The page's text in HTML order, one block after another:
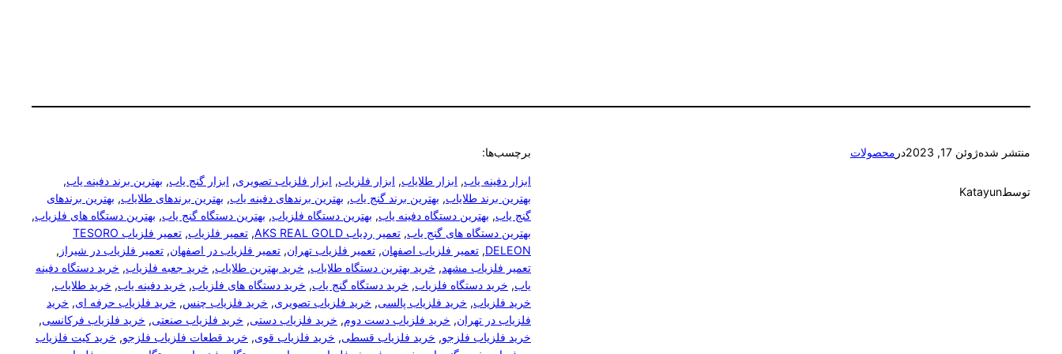
منتشر شدهژوئن 17, 2023 در محصولات
توسطKatayun
برچسب‌ها:
ابزار دفینه یاب, ابزار طلایاب, ابزار فلزیاب, ابزار فلزیاب تصویری, ابزار گنج یاب, بهترین برند دفینه یاب,
بهترین برند طلایاب, بهترین برند گنج یاب, بهترین برندهای دفینه یاب, بهترین برندهای طلایاب, بهترین برندهای
گنج یاب, بهترین دستگاه دفینه یاب, بهترین دستگاه فلزیاب, بهترین دستگاه گنج یاب, بهترین دستگاه های فلزیاب,
بهترین دستگاه های گنج یاب, تعمیر ردیاب AKS REAL GOLD , تعمیر فلزیاب,
تعمیر فلزیاب TESORO
DELEON
, تعمیر فلزیاب اصفهان, تعمیر فلزیاب تهران, تعمیر فلزیاب در اصفهان, تعمیر فلزیاب در شیراز ,
تعمیر فلزیاب مشهد, خرید بهترین دستگاه طلایاب, خرید بهترین طلایاب, خرید جعبه فلزیاب, خرید دستگاه دفینه
یاب, خرید دستگاه فلزیاب, خرید دستگاه گنج یاب, خرید دستگاه های فلزیاب, خرید دفینه یاب, خرید طلایاب,
خرید فلزیاب, خرید فلزیاب پالسی, خرید فلزیاب تصویری, خرید فلزیاب چنس, خرید فلزیاب حرفه ای, خرید
فلزیاب در تهران, خرید فلزیاب دست دوم, خرید فلزیاب دستی, خرید فلزیاب صنعتی, خرید فلزیاب فرکانسی,
خرید فلزیاب فلزجو, خرید فلزیاب قسطی, خرید فلزیاب قوی, خرید قطعات فلزیاب فلزجو, خرید کیت فلزیاب